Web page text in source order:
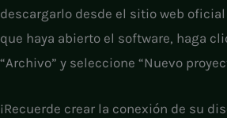
descargarlo desde el sitio web oficial
que haya abierto el software, haga
“Archivo” y seleccione “Nuevo
¡Recuerde crear la conexión de su